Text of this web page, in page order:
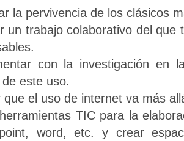
la pervivencia de los clásicos
un trabajo colaborativo del
con la investigación
este uso.
que el uso de internet va más
TIC para la
word, etc. y crear